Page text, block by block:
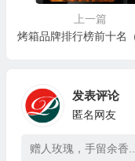
上一篇
发表评论
匿名网友